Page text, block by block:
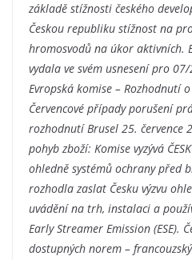
základě stížnosti českého
Českou republiku stížnost na
hromosvodů na úkor aktivních.
vydala ve svém usnesení pro
Evropská komise – Rozhodnutí
Červencové případy porušení
rozhodnutí Brusel 25. července
pohyb zboží: Komise vyzývá
ohledně systémů ochrany před
rozhodla zaslat Česku výzvu
uvádění na trh, instalaci a
Early Streamer Emission (ESE).
dostupných norem –